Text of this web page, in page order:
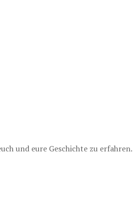
und eure Geschichte zu erfahren.